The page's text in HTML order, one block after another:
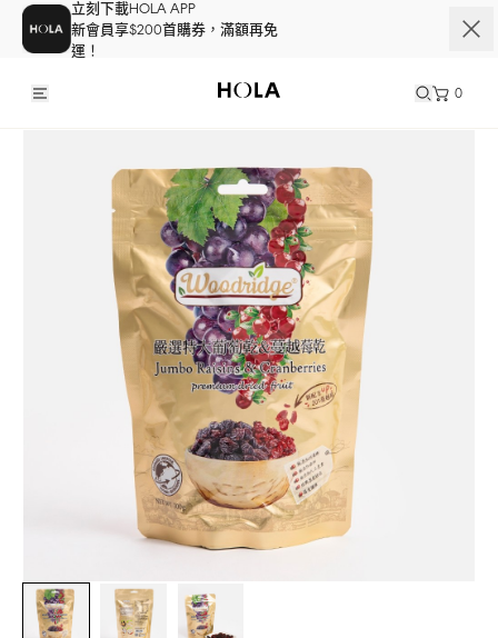
立刻下載HOLA APP
新會員享$200首購券，滿額再免
運！
0